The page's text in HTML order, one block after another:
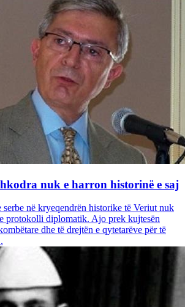
nuk e harron historinë e saj
në kryeqendrën historike të Veriut nuk
protokolli diplomatik. Ajo prek kujtesën
dhe të drejtën e qytetarëve për të